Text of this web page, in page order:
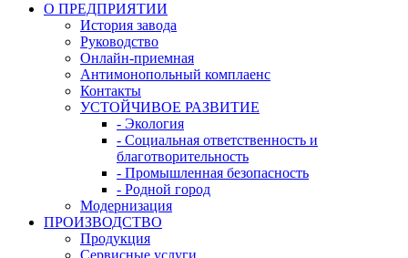
О ПРЕДПРИЯТИИ
История завода
Руководство
Онлайн-приемная
Антимонопольный комплаенс
Контакты
УСТОЙЧИВОЕ РАЗВИТИЕ
- Экология
- Социальная ответственность и
благотворительность
- Промышленная безопасность
- Родной город
Модернизация
ПРОИЗВОДСТВО
Продукция